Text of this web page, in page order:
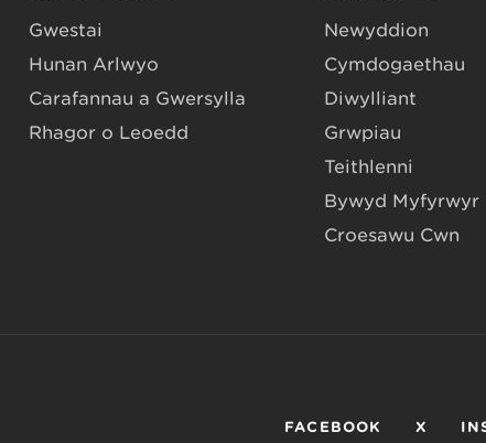
Gwestai
Hunan Arlwyo
Carafannau a Gwersylla
Rhagor o Leoedd
Newyddion
Cymdogaethau
Diwylliant
Grwpiau
Teithlenni
Bywyd Myfyrwyr
Croesawu Cŵn
FACEBOOK X